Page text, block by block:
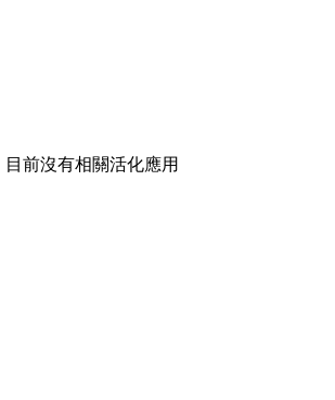
目前沒有相關活化應用